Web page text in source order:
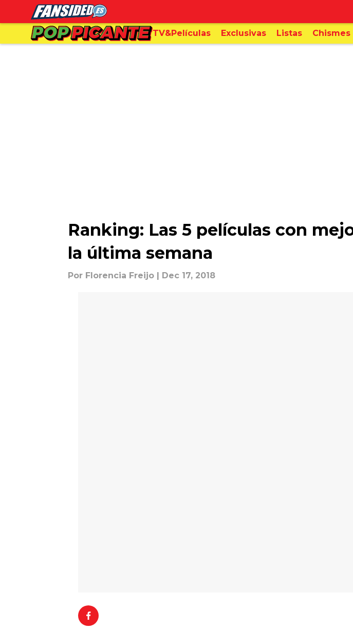
TV&Películas Exclusivas Listas Chismes
Ranking: Las 5 películas con
la última semana
Por Florencia Freijo | Dec 17, 2018